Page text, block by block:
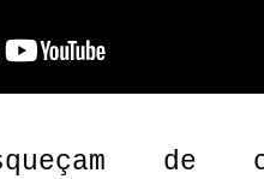
de